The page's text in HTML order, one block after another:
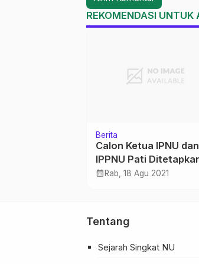
REKOMENDASI UNTUK
Berita
Calon Ketua IPNU dan
IPPNU Pati
Ini Data Diri dan Visi-
calendar_month Rab, 18 Agu 2021
Tentang
Sejarah Singkat NU